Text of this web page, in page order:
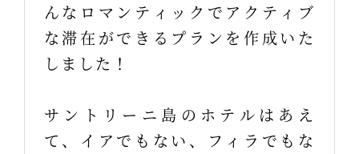
んなロマンティックでアクティブ
な滞在ができるプランを作成いた
しました！
サントリーニ島のホテルはあえ
て、イアでもない、フィラでもな